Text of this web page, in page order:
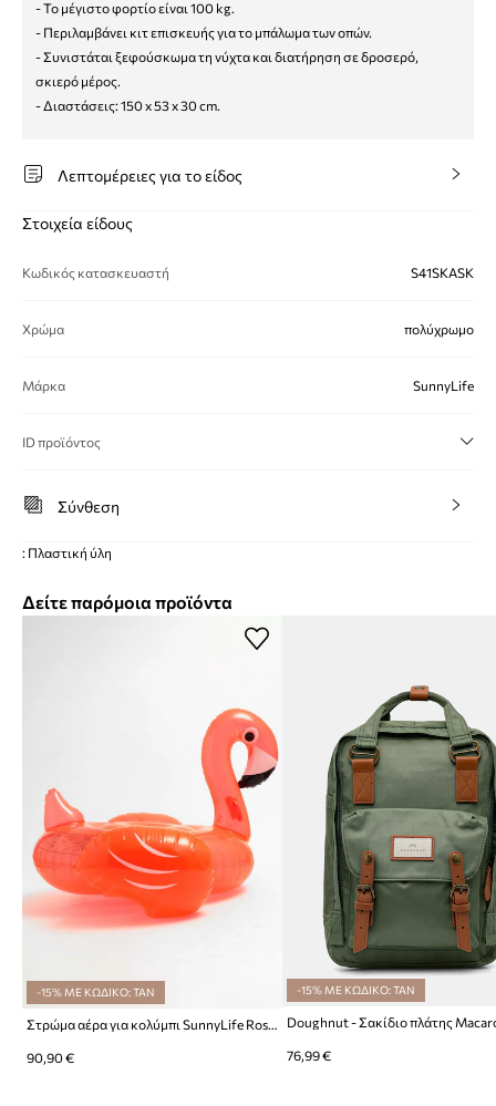
- Το μέγιστο φορτίο είναι 100 kg.
- Περιλαμβάνει κιτ επισκευής για το μπάλωμα των οπών.
- Συνιστάται ξεφούσκωμα τη νύχτα και διατήρηση σε δροσερό,
σκιερό μέρος.
- Διαστάσεις: 150 x 53 x 30 cm.
Λεπτομέρειες για το είδος
Στοιχεία είδους
Κωδικός κατασκευαστή S41SKASK
Χρώμα πολύχρωμο
Μάρκα SunnyLife
ID προϊόντος
Σύνθεση
: Πλαστική ύλη
Δείτε παρόμοια προϊόντα
-15% ΜΕ ΚΩΔΙΚΟ: TAN
Στρώμα αέρα για κολύμπι SunnyLife Rosie Watermelon
90,90 €
-15% ΜΕ ΚΩΔΙΚΟ: TAN
Doughnut - Σακίδιο πλάτης
76,99 €